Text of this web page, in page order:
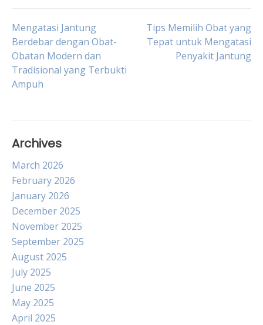
Post
navigation
Mengatasi Jantung
Berdebar dengan Obat-
Obatan Modern dan
Tradisional yang Terbukti
Ampuh
Tips Memilih Obat yang
Tepat untuk Mengatasi
Penyakit Jantung
Archives
March 2026
February 2026
January 2026
December 2025
November 2025
September 2025
August 2025
July 2025
June 2025
May 2025
April 2025